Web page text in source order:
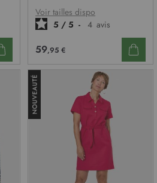
D’ENVIEVoir tailles dispo
5 / 5 - 4 avis
59,95 €